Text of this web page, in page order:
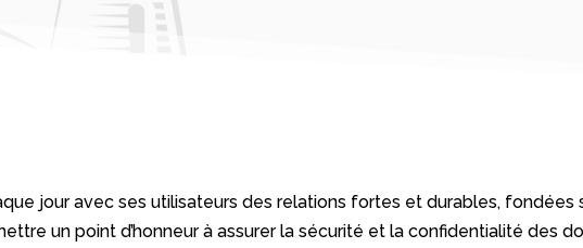
jour avec ses utilisateurs des relations fortes et durables, fondées
un point d’honneur à assurer la sécurité et la confidentialité des